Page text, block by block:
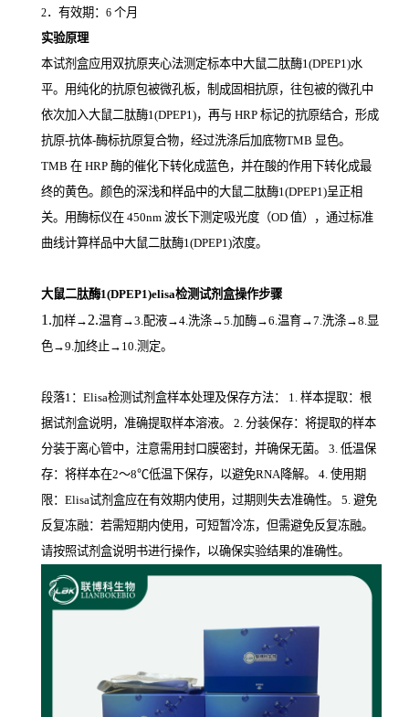
2．有效期： 6 个月
实验原理
本试剂盒应用双抗原夹心法测定标本中大鼠二肽酶1(DPEP1)水
平。用纯化的抗原包被微孔板，制成固相抗原，往包被的微孔中
依次加入大鼠二肽酶1(DPEP1)，再与 HRP 标记的抗原结合，形成
抗原-抗体-酶标抗原复合物，经过洗涤后加底物TMB 显色。
TMB 在 HRP 酶的催化下转化成蓝色，并在酸的作用下转化成最
终的黄色。颜色的深浅和样品中的大鼠二肽酶1(DPEP1)呈正相
关。用酶标仪在 450nm 波长下测定吸光度（OD 值），通过标准
曲线计算样品中大鼠二肽酶1(DPEP1)浓度。
大鼠二肽酶1(DPEP1)elisa检测试剂盒操作步骤
1.加样→ 2.温育→3.配液→4.洗涤→5.加酶→6.温育→7.洗涤→8.显
色→9.加终止→10.测定。
段落1：Elisa检测试剂盒样本处理及保存方法： 1. 样本提取：根
据试剂盒说明，准确提取样本溶液。 2. 分装保存：将提取的样本
分装于离心管中，注意需用封口膜密封，并确保无菌。 3. 低温保
存：将样本在2～8℃低温下保存，以避免RNA降解。 4. 使用期
限：Elisa试剂盒应在有效期内使用，过期则失去准确性。 5. 避免
反复冻融：若需短期内使用，可短暂冷冻，但需避免反复冻融。
请按照试剂盒说明书进行操作，以确保实验结果的准确性。